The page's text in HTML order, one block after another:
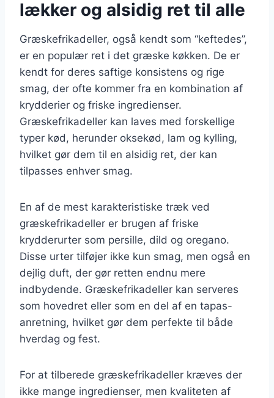
lækker og alsidig ret til alle
Græskefrikadeller, også kendt som “keftedes”,
er en populær ret i det græske køkken. De er
kendt for deres saftige konsistens og rige
smag, der ofte kommer fra en kombination af
krydderier og friske ingredienser.
Græskefrikadeller kan laves med forskellige
typer kød, herunder oksekød, lam og kylling,
hvilket gør dem til en alsidig ret, der kan
tilpasses enhver smag.
En af de mest karakteristiske træk ved
græskefrikadeller er brugen af friske
krydderurter som persille, dild og oregano.
Disse urter tilføjer ikke kun smag, men også en
dejlig duft, der gør retten endnu mere
indbydende. Græskefrikadeller kan serveres
som hovedret eller som en del af en tapas-
anretning, hvilket gør dem perfekte til både
hverdag og fest.
For at tilberede græskefrikadeller kræves der
ikke mange ingredienser, men kvaliteten af